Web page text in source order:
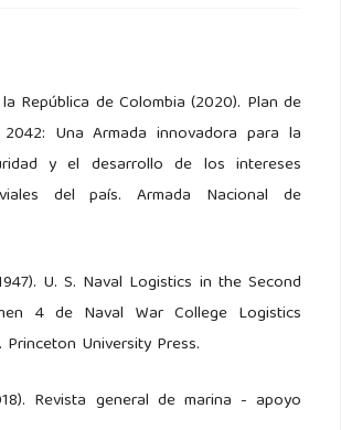
República de Colombia (2020). Plan de
Una Armada innovadora para la
y el desarrollo de los intereses
del país. Armada Nacional de
U. S. Naval Logistics in the Second
4 de Naval War College Logistics
Princeton University Press.
Revista general de marina - apoyo